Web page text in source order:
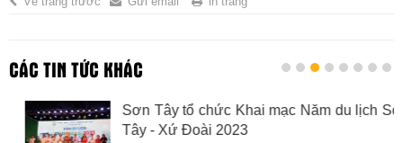
CÁC TIN TỨC KHÁC
Sơn Tây tổ chức Khai mạc Năm du lịch Sơn
Tây - Xứ Đoài 2023